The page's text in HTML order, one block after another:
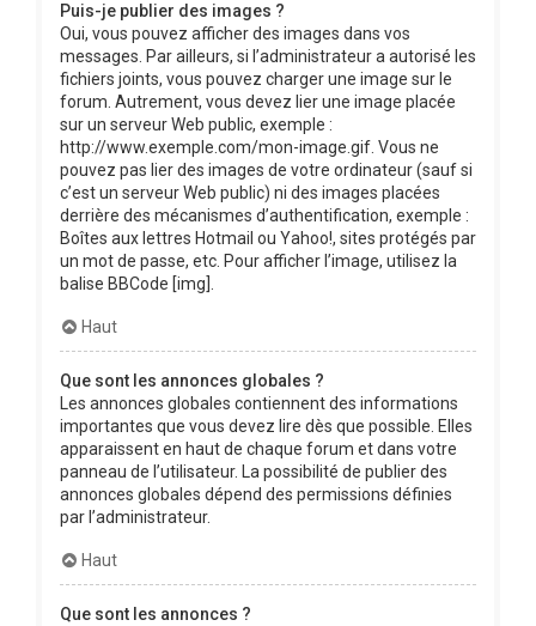
Puis-je publier des images ?
Oui, vous pouvez afficher des images dans vos
messages. Par ailleurs, si l’administrateur a autorisé les
fichiers joints, vous pouvez charger une image sur le
forum. Autrement, vous devez lier une image placée
sur un serveur Web public, exemple :
http://www.exemple.com/mon-image.gif. Vous ne
pouvez pas lier des images de votre ordinateur (sauf si
c’est un serveur Web public) ni des images placées
derrière des mécanismes d’authentification, exemple :
Boîtes aux lettres Hotmail ou Yahoo!, sites protégés par
un mot de passe, etc. Pour afficher l’image, utilisez la
balise BBCode [img].
Haut
Que sont les annonces globales ?
Les annonces globales contiennent des informations
importantes que vous devez lire dès que possible. Elles
apparaissent en haut de chaque forum et dans votre
panneau de l’utilisateur. La possibilité de publier des
annonces globales dépend des permissions définies
par l’administrateur.
Haut
Que sont les annonces ?